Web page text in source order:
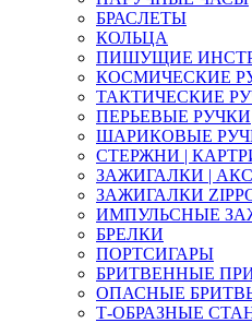
БРАСЛЕТЫ
КОЛЬЦА
ПИШУЩИЕ
КОСМИЧЕСКИЕ
ТАКТИЧЕСКИЕ
ПЕРЬЕВЫЕ РУЧКИ
ШАРИКОВЫЕ
СТЕРЖНИ |
ЗАЖИГАЛКИ |
ЗАЖИГАЛКИ
ИМПУЛЬСНЫЕ
БРЕЛКИ
ПОРТСИГАРЫ
БРИТВЕННЫЕ
ОПАСНЫЕ
Т-ОБРАЗНЫЕ